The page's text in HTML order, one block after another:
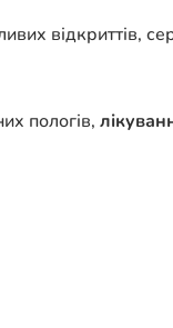
відкриттів,
пологів,